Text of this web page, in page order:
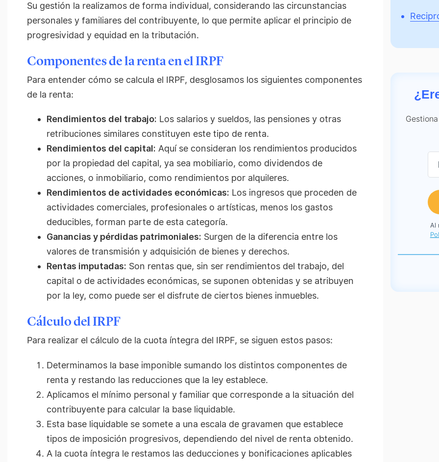
Su gestión la realizamos de forma individual, considerando las circunstancias
personales y familiares del contribuyente, lo que permite aplicar el principio de
progresividad y equidad en la tributación.
Componentes de la renta en el IRPF
Para entender cómo se calcula el IRPF, desglosamos los siguientes componentes
de la renta:
Rendimientos del trabajo: Los salarios y sueldos, las pensiones y otras
retribuciones similares constituyen este tipo de renta.
Rendimientos del capital: Aquí se consideran los rendimientos producidos
por la propiedad del capital, ya sea mobiliario, como dividendos de
acciones, o inmobiliario, como rendimientos por alquileres.
Rendimientos de actividades económicas: Los ingresos que proceden de
actividades comerciales, profesionales o artísticas, menos los gastos
deducibles, forman parte de esta categoría.
Ganancias y pérdidas patrimoniales: Surgen de la diferencia entre los
valores de transmisión y adquisición de bienes y derechos.
Rentas imputadas: Son rentas que, sin ser rendimientos del trabajo, del
capital o de actividades económicas, se suponen obtenidas y se atribuyen
por la ley, como puede ser el disfrute de ciertos bienes inmuebles.
Cálculo del IRPF
Para realizar el cálculo de la cuota íntegra del IRPF, se siguen estos pasos:
Determinamos la base imponible sumando los distintos componentes de
renta y restando las reducciones que la ley establece.
Aplicamos el mínimo personal y familiar que corresponde a la situación del
contribuyente para calcular la base liquidable.
Esta base liquidable se somete a una escala de gravamen que establece
tipos de imposición progresivos, dependiendo del nivel de renta obtenido.
A la cuota íntegra le restamos las deducciones y bonificaciones aplicables
Al